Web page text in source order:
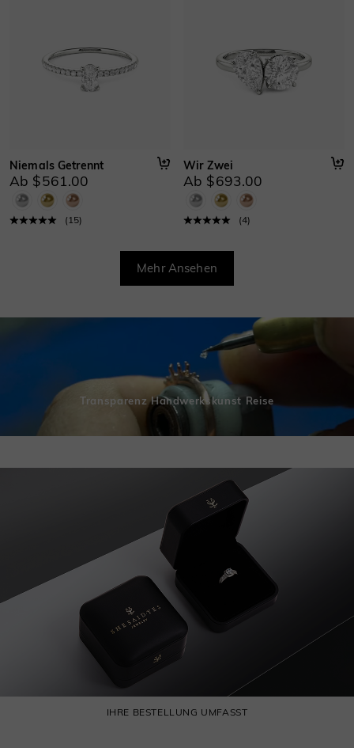
Niemals Getrennt
Ab $561.00
( 15)
Wir Zwei
Ab $693.00
(4)
Mehr Ansehen
Transparenz Handwerkskunst Reise
IHRE BESTELLUNG UMFASST